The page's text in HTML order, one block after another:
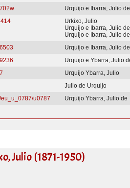
Urquijo e Ibarra, Julio de
Urkixo, Julio
Urquijo e Ibarra, Julio de
Urquijo e Ibarra, Julio
Urquijo e Ibarra, Julio de
Urquijo e Ybarra, Julio
Urquijo Ybarra, Julio
Julio de Urquijo
u0787 Urquijo Ybarra, Julio de
Julio (1871-1950)